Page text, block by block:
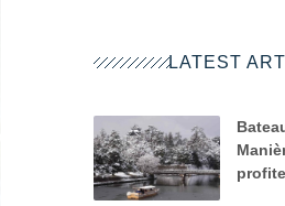
LATEST